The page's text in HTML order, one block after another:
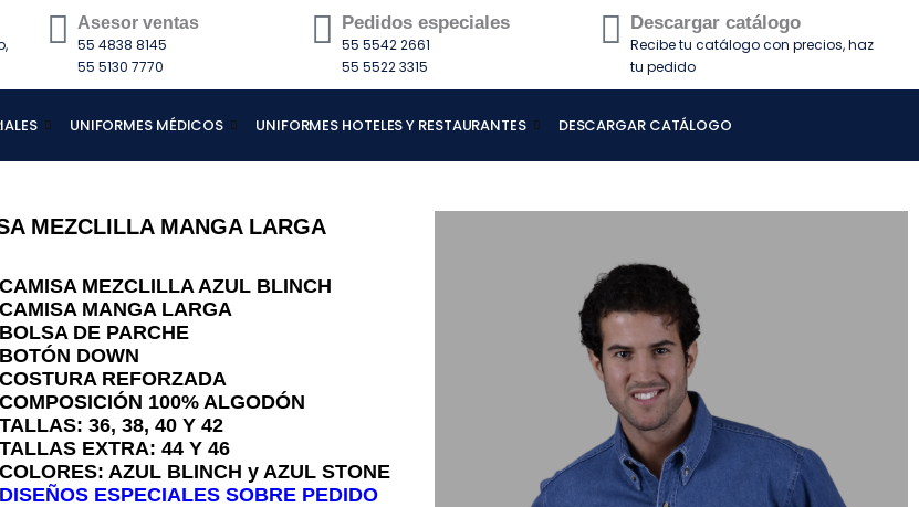
Asesor ventas
55 4838 8145
55 5130 7770
Pedidos especiales
55 5542 2661
55 5522 3315
Descargar catálogo
Recibe tu catálogo con precios, haz
tu pedido
UNIFORMES MÉDICOS UNIFORMES HOTELES Y RESTAURANTES DESCARGAR CATÁLOGO
MEZCLILLA MANGA LARGA
CAMISA MEZCLILLA AZUL BLINCH
CAMISA MANGA LARGA
BOLSA DE PARCHE
BOTÓN DOWN
COSTURA REFORZADA
COMPOSICIÓN 100% ALGODÓN
TALLAS: 36, 38, 40 Y 42
TALLAS EXTRA: 44 Y 46
COLORES: AZUL BLINCH y AZUL STONE
DISEÑOS ESPECIALES SOBRE PEDIDO